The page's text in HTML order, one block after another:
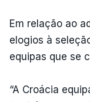
Em relação ao
elogios à
equipas que se
“A Croácia